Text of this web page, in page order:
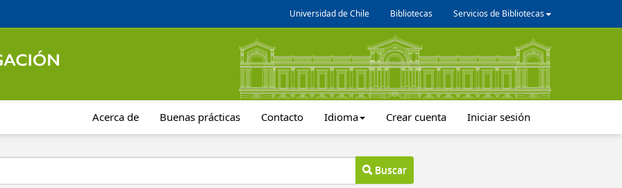
Universidad de Chile Bibliotecas Servicios de Bibliotecas
Acerca de Buenas prácticas Contacto Idioma Crear cuenta Iniciar sesión
Buscar